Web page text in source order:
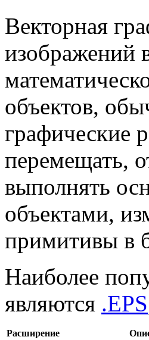
Векторная
изображений
объектов,
графические
перемещать,
выполнять
объектами,
примитивы в
Наиболее
являются .EPS
Расширение